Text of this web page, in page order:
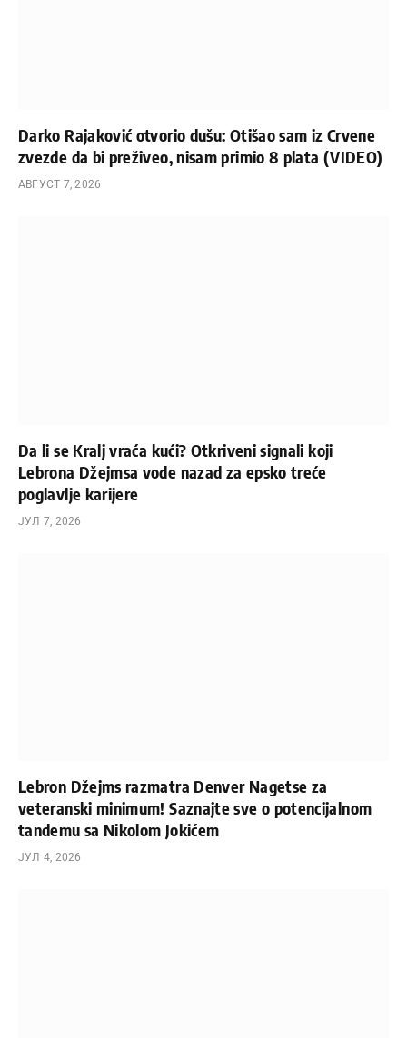
Darko Rajaković otvorio dušu: Otišao sam iz Crvene
zvezde da bi preživeo, nisam primio 8 plata (VIDEO)
АВГУСТ 7, 2026
Da li se Kralj vraća kući? Otkriveni signali koji
Lebrona Džejmsa vode nazad za epsko treće
poglavlje karijere
ЈУЛ 7, 2026
Lebron Džejms razmatra Denver Nagetse za
veteranski minimum! Saznajte sve o potencijalnom
tandemu sa Nikolom Jokićem
ЈУЛ 4, 2026